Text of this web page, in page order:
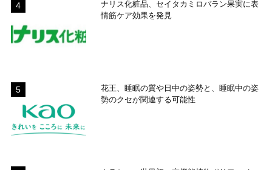
ナリス化粧品、セイタカミロバラン果実に表
情筋ケア効果を発見
花王、睡眠の質や日中の姿勢と、睡眠中の姿
勢のクセが関連する可能性